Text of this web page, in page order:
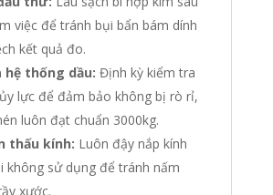
việc để tránh bụi bẩn bám dính
kết quả đo.
hệ thống dầu: Định kỳ kiểm tra
lực để đảm bảo không bị rò rỉ,
luôn đạt chuẩn 3000kg.
thấu kính: Luôn đậy nắp kính
không sử dụng để tránh nấm
xước.